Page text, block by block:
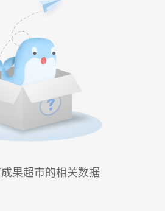
果超市的相关数据